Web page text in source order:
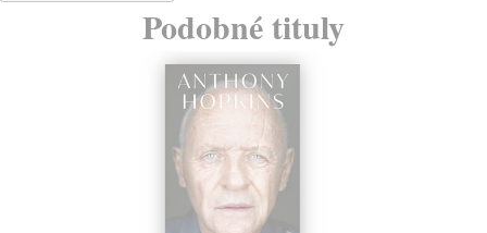
Podobné tituly